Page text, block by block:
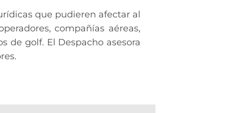
que pudieren afectar al
compañías aéreas,
de golf. El Despacho asesora